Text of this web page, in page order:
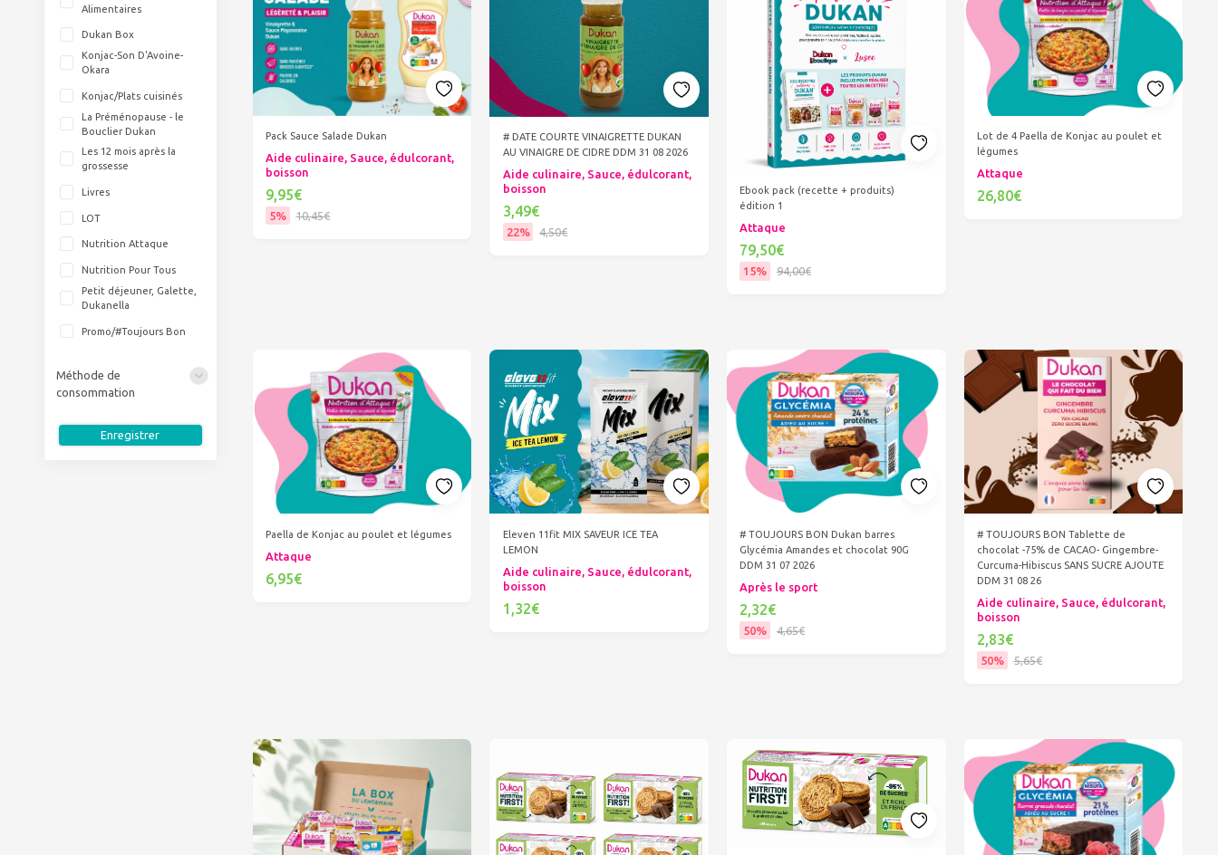
Alimentaires
Dukan Box
Konjac-Son D'Avoine-
Okara
Konjac/Plats cuisinés
La Préménopause - le
Bouclier Dukan
Les 12 mois après la
grossesse
Livres
LOT
Nutrition Attaque
Nutrition Pour Tous
Petit déjeuner, Galette,
Dukanella
Promo/#Toujours Bon
Méthode de
consommation
Enregistrer
Pack Sauce Salade Dukan
Aide culinaire, Sauce, édulcorant,
boisson
9,95€
5%
10,45€
# DATE COURTE VINAIGRETTE DUKAN
AU VINAIGRE DE CIDRE DDM 31 08 2026
Aide culinaire, Sauce, édulcorant,
boisson
3,49€
22%
4,50€
Ebook pack (recette + produits)
édition 1
Attaque
79,50€
15%
94,00€
Lot de 4 Paella de Konjac au poulet et
légumes
Attaque
26,80€
Paella de Konjac au poulet et légumes
Attaque
6,95€
Eleven 11fit MIX SAVEUR ICE TEA
LEMON
Aide culinaire, Sauce, édulcorant,
boisson
1,32€
# TOUJOURS BON Dukan barres
Glycémia Amandes et chocolat 90G
DDM 31 07 2026
Après le sport
2,32€
50%
4,65€
# TOUJOURS BON Tablette de
chocolat -75% de CACAO- Gingembre-
Curcuma-Hibiscus SANS SUCRE AJOUTE
DDM 31 08 26
Aide culinaire, Sauce, édulcorant,
boisson
2,83€
50%
5,65€